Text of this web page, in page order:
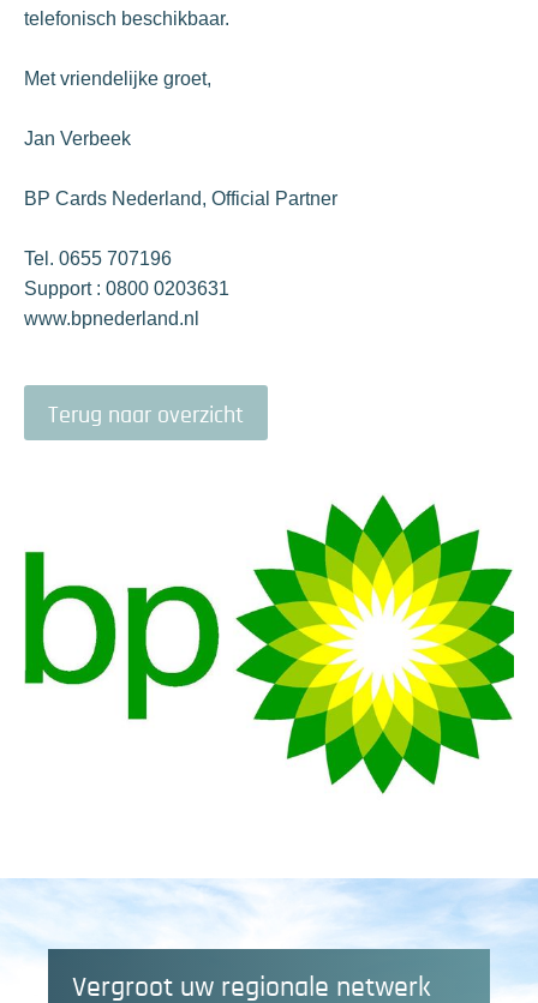
telefonisch beschikbaar.
Met vriendelijke groet,
Jan Verbeek
BP Cards Nederland, Official Partner
Tel. 0655 707196
Support : 0800 0203631
www.bpnederland.nl
Terug naar overzicht
Vergroot uw regionale netwerk